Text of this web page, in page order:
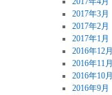
2017年3月
2017年2月
2017年1月
2016年12月
2016年11月
2016年10月
2016年9月